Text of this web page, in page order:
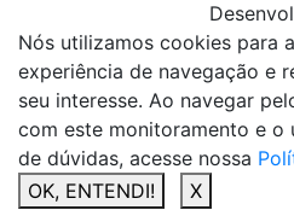
Nós utilizamos cookies para
experiência de navegação e
seu interesse. Ao navegar
com este monitoramento e o
de dúvidas, acesse nossa
OK, ENTENDI!
X